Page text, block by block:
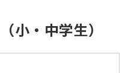
小・中学生）